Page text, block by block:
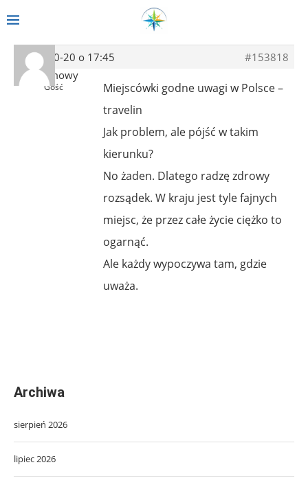
2021-10-20 o 17:45
#153818
Anonimowy
Gość
Miejscówki godne uwagi w Polsce –
travelin
Jak problem, ale pójść w takim
kierunku?
No żaden. Dlatego radzę zdrowy
rozsądek. W kraju jest tyle fajnych
miejsc, że przez całe życie ciężko to
ogarnąć.
Ale każdy wypoczywa tam, gdzie
uważa.
Archiwa
sierpień 2026
lipiec 2026